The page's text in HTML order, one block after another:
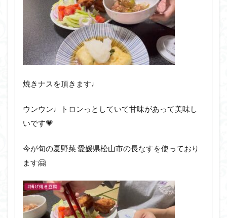
焼きナスを頂きます♩
ウンウン♩トロンっとしていて甘味があって美味し
いです💗
今が旬の夏野菜 愛媛県松山市の長なすを使っており
ます🤗